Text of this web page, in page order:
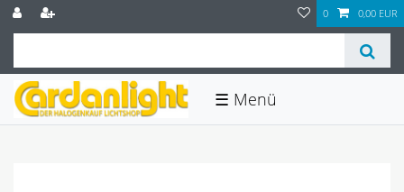
0 0,00 EUR
☰